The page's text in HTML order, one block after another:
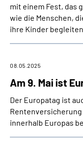
mit einem Fest, das
wie die Menschen,
ihre Kinder begleiten.
Am 9. Mai ist
08.05.2025
Der Europatag ist
innerhalb Europas